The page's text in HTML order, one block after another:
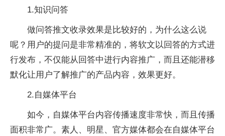
1.知识问答
做问答推文收录效果是比较好的，为什么这么说
呢？用户的提问是非常精准的，将软文以回答的方式进
行发布，不仅能从回答中进行内容推广，而且还能潜移
默化让用户了解推广的产品内容，效果更好。
2.自媒体平台
如今，自媒体平台内容传播速度非常快，而且传播
面积非常广。素人、明星、官方媒体都会在自媒体平台